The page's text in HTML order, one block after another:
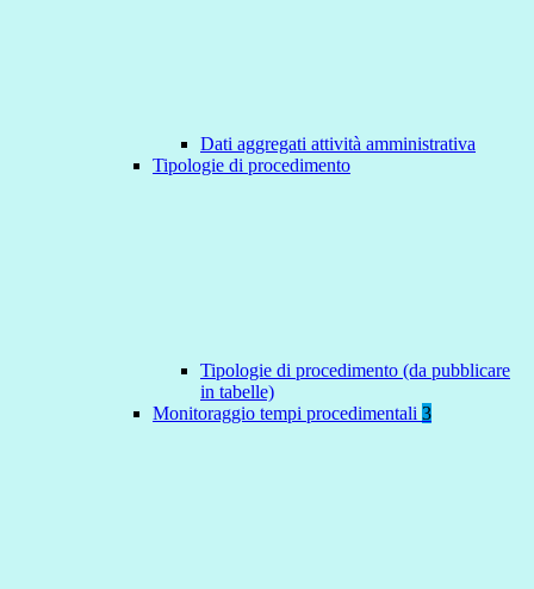
Dati aggregati attività amministrativa
Tipologie di procedimento
Tipologie di procedimento (da pubblicare
in tabelle)
Monitoraggio tempi procedimentali 3